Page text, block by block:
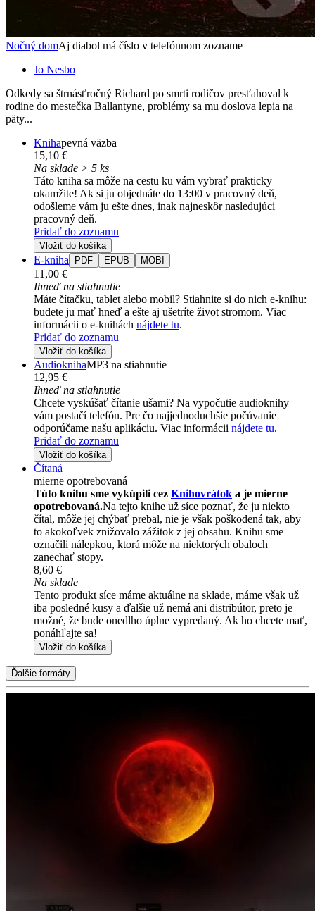
Nočný domAj diabol má číslo v telefónnom zozname
Jo Nesbo
Odkedy sa štrnásťročný Richard po smrti rodičov presťahoval k
rodine do mestečka Ballantyne, problémy sa mu doslova lepia na
päty...
Knihapevná väzba
15,10 €
Na sklade > 5 ks
Táto kniha sa môže na cestu ku vám vybrať prakticky
okamžite! Ak si ju objednáte do 13:00 v pracovný deň,
odošleme vám ju ešte dnes, inak najneskôr nasledujúci
pracovný deň.
Pridať do zoznamu
Vložiť do košíka
E-kniha PDF EPUB MOBI
11,00 €
Ihneď na stiahnutie
Máte čítačku, tablet alebo mobil? Stiahnite si do nich e-knihu:
budete ju mať hneď a ešte aj ušetríte život stromom. Viac
informácii o e-knihách nájdete tu.
Pridať do zoznamu
Vložiť do košíka
AudioknihaMP3 na stiahnutie
12,95 €
Ihneď na stiahnutie
Chcete vyskúšať čítanie ušami? Na vypočutie audioknihy
vám postačí telefón. Pre čo najjednoduchšie počúvanie
odporúčame našu aplikáciu. Viac informácii nájdete tu.
Pridať do zoznamu
Vložiť do košíka
Čítaná
mierne opotrebovaná
Túto knihu sme vykúpili cez Knihovrátok a je mierne
opotrebovaná.Na tejto knihe už síce poznať, že ju niekto
čítal, môže jej chýbať prebal, nie je však poškodená tak, aby
to akokoľvek znižovalo zážitok z jej obsahu. Knihu sme
označili nálepkou, ktorá môže na niektorých obaloch
zanechať stopy.
8,60 €
Na sklade
Tento produkt síce máme aktuálne na sklade, máme však už
iba posledné kusy a ďalšie už nemá ani distribútor, preto je
možné, že bude onedlho úplne vypredaný. Ak ho chcete mať,
ponáhľajte sa!
Vložiť do košíka
Ďalšie formáty